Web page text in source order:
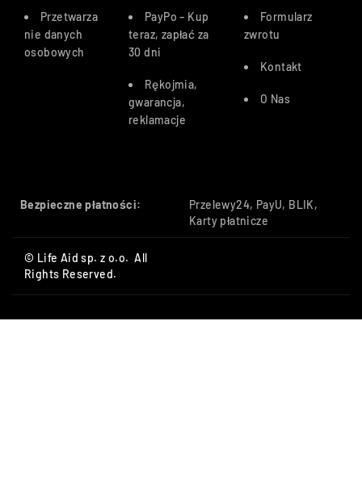
Przetwarza
nie danych
osobowych
PayPo – Kup
teraz, zapłać za
30 dni
Rękojmia,
gwarancja,
reklamacje
Formularz
zwrotu
Kontakt
O Nas
Bezpieczne płatności:
Przelewy24, PayU, BLIK,
Karty płatnicze
© Life Aid sp. z o.o. All
Rights Reserved.